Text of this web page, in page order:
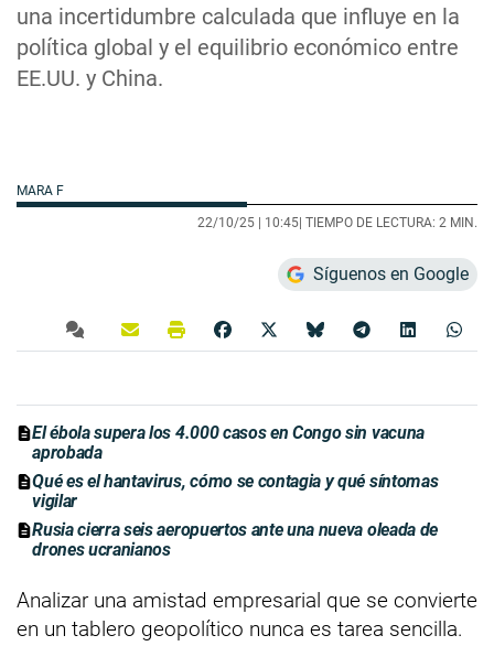
una incertidumbre calculada que influye en la
política global y el equilibrio económico entre
EE.UU. y China.
MARA F
22/10/25 | 10:45| TIEMPO DE LECTURA: 2 MIN.
Síguenos en Google
El ébola supera los 4.000 casos en Congo sin vacuna
aprobada
Qué es el hantavirus, cómo se contagia y qué síntomas
vigilar
Rusia cierra seis aeropuertos ante una nueva oleada de
drones ucranianos
Analizar una amistad empresarial que se convierte
en un tablero geopolítico nunca es tarea sencilla.